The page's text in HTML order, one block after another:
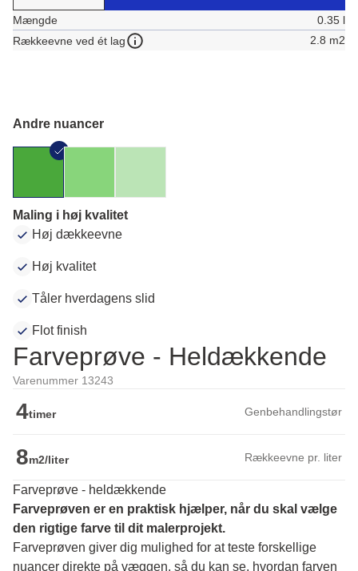
Mængde
0.35 l
Rækkeevne ved ét lag
2.8 m2
Andre nuancer
Maling i høj kvalitet
Høj dækkeevne
Høj kvalitet
Tåler hverdagens slid
Flot finish
Farveprøve - Heldækkende
Varenummer 13243
4timer Genbehandlingstør
8m2/liter Rækkeevne pr. liter
Farveprøve - heldækkende
Farveprøven er en praktisk hjælper, når du skal vælge
den rigtige farve til dit malerprojekt.
Farveprøven giver dig mulighed for at teste forskellige
nuancer direkte på væggen, så du kan se, hvordan farven